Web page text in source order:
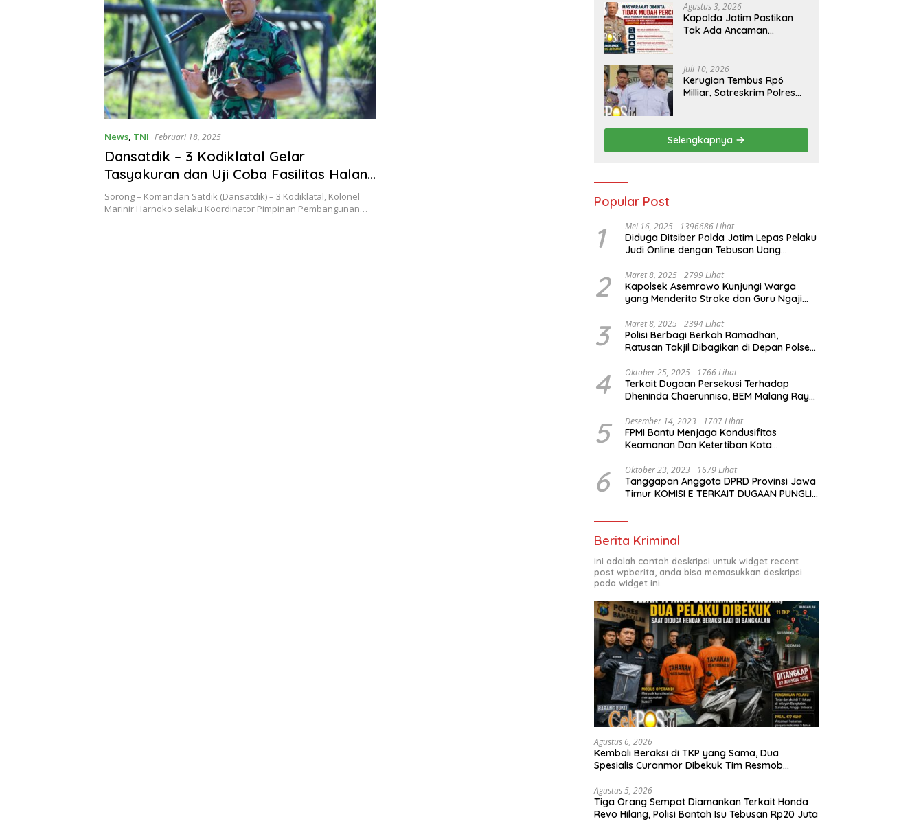
News, TNI Februari 18, 2025
Dansatdik – 3 Kodiklatal Gelar
Tasyakuran dan Uji Coba Fasilitas Halang
Rintang Ksatrian TNI AL
Sorong – Komandan Satdik (Dansatdik) – 3 Kodiklatal, Kolonel
Marinir Harnoko selaku Koordinator Pimpinan Pembangunan…
Agustus 3, 2026
Kapolda Jatim Pastikan
Tak Ada Ancaman
Percaya Hoaks
Juli 10, 2026
Kerugian Tembus Rp6
Milliar, Satreskrim Polres
Arisan Bodong
Selengkapnya
Popular Post
1 Mei 16, 2025 1396686 Lihat
Diduga Ditsiber Polda Jatim Lepas Pelaku
Judi Online dengan Tebusan Uang
2 Maret 8, 2025 2799 Lihat
Kapolsek Asemrowo Kunjungi Warga
yang Menderita Stroke dan Guru Ngaji
3 Maret 8, 2025 2394 Lihat
Polisi Berbagi Berkah Ramadhan,
Ratusan Takjil Dibagikan di Depan Polsek
4 Oktober 25, 2025 1766 Lihat
Terkait Dugaan Persekusi Terhadap
Dheninda Chaerunnisa, BEM Malang Raya
5 Desember 14, 2023 1707 Lihat
FPMI Bantu Menjaga Kondusifitas
Keamanan Dan Ketertiban Kota
6 Oktober 23, 2023 1679 Lihat
Tanggapan Anggota DPRD Provinsi Jawa
Timur KOMISI E TERKAIT DUGAAN PUNGLI
Berita Kriminal
Ini adalah contoh deskripsi untuk widget recent
post wpberita, anda bisa memasukkan deskripsi
pada widget ini.
Agustus 6, 2026
Kembali Beraksi di TKP yang Sama, Dua
Spesialis Curanmor Dibekuk Tim Resmob
Agustus 5, 2026
Tiga Orang Sempat Diamankan Terkait Honda
Revo Hilang, Polisi Bantah Isu Tebusan Rp20 Juta